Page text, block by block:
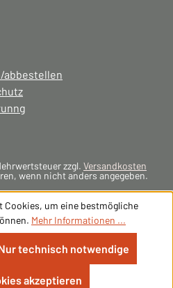
abbestellen
zzgl. Versandkosten
wenn nicht anders angegeben.
Cookies, um eine bestmögliche
Mehr Informationen ...
technisch notwendige
akzeptieren